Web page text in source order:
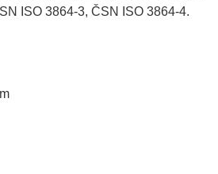
ISO 3864-3, ČSN ISO 3864-4.